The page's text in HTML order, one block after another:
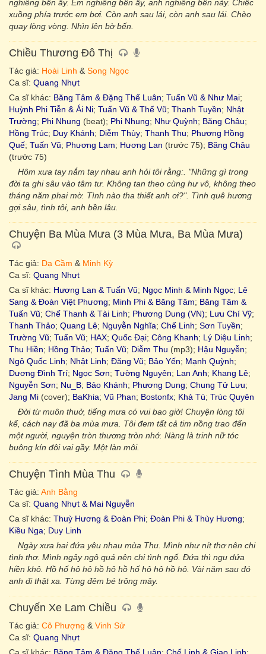
nghiêng bên ấy. Em nghiêng bên ấy, anh nghiêng bên này. Chiếc
xuồng phía trước em bơi. Còn anh sau lái, còn anh sau lái. Chèo
quay lòng vòng. Nhìn lên bờ bến.
Chiều Thương Đô Thị
Tác giả: Hoài Linh & Song Ngọc
Ca sĩ: Quang Nhựt
Ca sĩ khác: Băng Tâm & Đặng Thế Luân; Tuấn Vũ & Như Mai;
Huỳnh Phi Tiễn & Ái Ni; Tuấn Vũ & Thế Vũ; Thanh Tuyền; Nhật
Trường; Phi Nhung (beat); Phi Nhung; Như Quỳnh; Băng Châu;
Hồng Trúc; Duy Khánh; Diễm Thùy; Thanh Thu; Phương Hồng
Quế; Tuấn Vũ; Phương Lam; Hương Lan (trước 75); Băng Châu
(trước 75)
Hôm xưa tay nắm tay nhau anh hỏi tôi rằng:. "Những gì trong
đời ta ghi sâu vào tâm tư. Không tan theo cùng hư vô, không theo
tháng năm phai mờ. Tình nào tha thiết anh ơi?". Tình quê hương
gợi sâu, tình tôi, anh bền lâu.
Chuyện Ba Mùa Mưa (3 Mùa Mưa, Ba Mùa Mưa)
Tác giả: Dạ Cầm & Minh Kỳ
Ca sĩ: Quang Nhựt
Ca sĩ khác: Hương Lan & Tuấn Vũ; Ngọc Minh & Minh Ngọc; Lê
Sang & Đoàn Việt Phương; Minh Phi & Băng Tâm; Băng Tâm &
Tuấn Vũ; Chế Thanh & Tài Linh; Phương Dung (VN); Lưu Chí Vỹ;
Thanh Thảo; Quang Lê; Nguyễn Nghĩa; Chế Linh; Sơn Tuyền;
Trường Vũ; Tuấn Vũ; HAX; Quốc Đại; Công Khanh; Lý Diệu Linh;
Thu Hiền; Hồng Thảo; Tuấn Vũ; Diễm Thu (mp3); Hậu Nguyễn;
Ngô Quốc Linh; Nhật Linh; Đăng Vũ; Bảo Yến; Mạnh Quỳnh;
Dương Đình Trí; Ngọc Sơn; Tường Nguyên; Lan Anh; Khang Lê;
Nguyễn Sơn; Nu_B; Bảo Khánh; Phương Dung; Chung Tử Lưu;
Jang Mi (cover); BaKhia; Vũ Phan; Bostonfx; Khả Tú; Trúc Quyên
Đời từ muôn thuở, tiếng mưa có vui bao giờ! Chuyện lòng tôi
kể, cách nay đã ba mùa mưa. Tôi đem tất cả tim nồng trao đến
một người, nguyện tròn thương tròn nhớ. Nàng là trinh nữ tóc
buông kín đôi vai gầy. Một làn môi.
Chuyện Tình Mùa Thu
Tác giả: Anh Bằng
Ca sĩ: Quang Nhựt & Mai Nguyễn
Ca sĩ khác: Thuỳ Hương & Đoàn Phi; Đoàn Phi & Thùy Hương;
Kiều Nga; Duy Linh
Ngày xưa hai đứa yêu nhau mùa Thu. Mình như nít thơ nên chi
tình thơ. Mình ngây ngô quá nên chi tình ngố. Đứa thì ngu dứa
hiền khô. Hồ hố hô hô hồ hô hồ hố hô hô hồ hô. Vài năm sau đó
anh đi thật xa. Từng đêm bé trông mây.
Chuyến Xe Lam Chiều
Tác giả: Cô Phượng & Vinh Sử
Ca sĩ: Quang Nhựt